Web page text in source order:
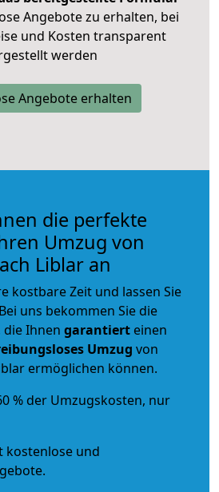
Angebote zu erhalten, bei
und Kosten transparent
werden
Angebote erhalten
die perfekte
Umzug von
Liblar an
kostbare Zeit und lassen Sie
uns bekommen Sie die
die Ihnen garantiert einen
Umzug von
ermöglichen können.
% der Umzugskosten, nur
kostenlose und